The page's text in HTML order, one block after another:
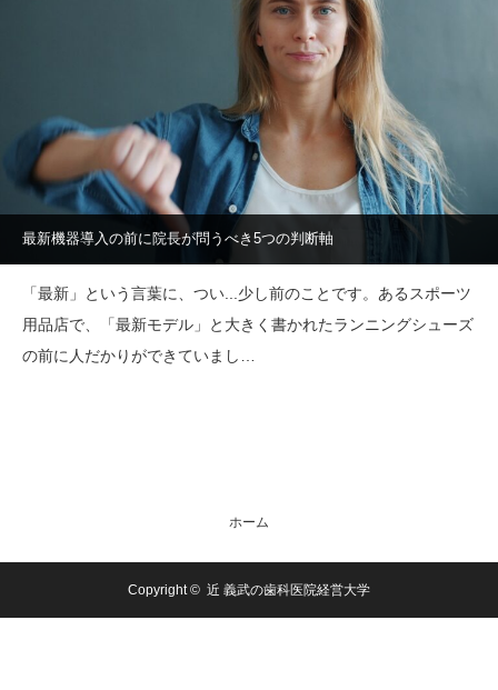
最新機器導入の前に院長が問うべき5つの判断軸
「最新」という言葉に、つい...少し前のことです。あるスポーツ
用品店で、「最新モデル」と大きく書かれたランニングシューズ
の前に人だかりができていまし…
ホーム
Copyright © 近 義武の歯科医院経営大学